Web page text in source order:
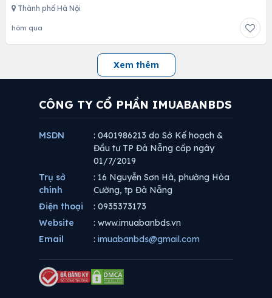
Thành phố Hà Nội
hôm qua
Xem thêm
CÔNG TY CỔ PHẦN IMUABANBDS
MSDN
: 0401986213 do Sở Kế hoạch &
Đầu tư TP Đà Nẵng cấp ngày
01/7/2019
Trụ sở
chính
: 16 Nguyễn Sơn Hà, phường Hòa
Cường, tp Đà Nẵng
Điện thoại
: 0935373173
Website
: www.imuabanbds.vn
Email
: imuabanbds@gmail.com